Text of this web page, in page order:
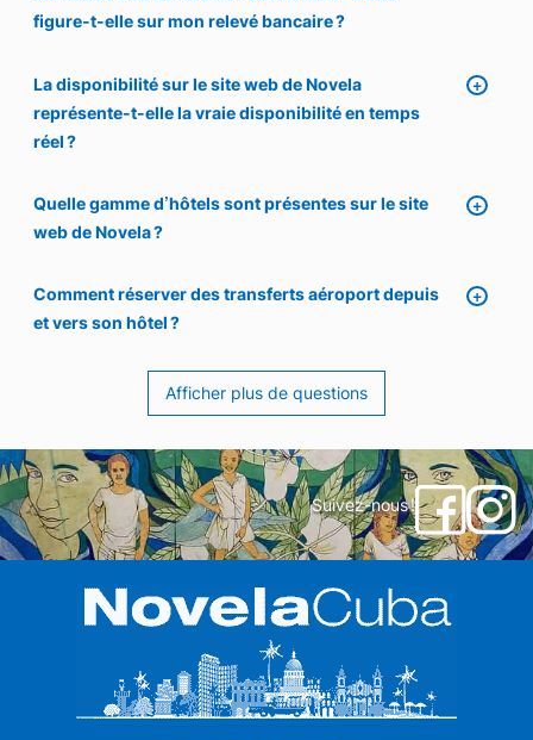
figure-t-elle sur mon relevé bancaire ?
La disponibilité sur le site web de Novela
représente-t-elle la vraie disponibilité en temps
réel ?
Quelle gamme d’hôtels sont présentes sur le site
web de Novela ?
Comment réserver des transferts aéroport depuis
et vers son hôtel ?
Afficher plus de questions
Suivez-nous !